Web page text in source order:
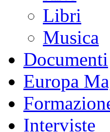
Libri
Musica
Documenti
Europa
Interviste